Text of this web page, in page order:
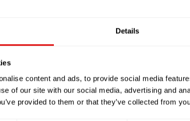
Details
content and ads, to provide social media
of our site with our social media, advertising and
provided to them or that they’ve collected from
Elles ne comptent généralement au
s’apparenter à des studios avec des
classiques, peut être soit salarié (tout comme
appel à ses services, comme s’il vivait à son
SSIAD ou SPASAD).
en réalité les EHPAD implantés en milieu
ne pouvaient accueillir plus de 80 résidents.